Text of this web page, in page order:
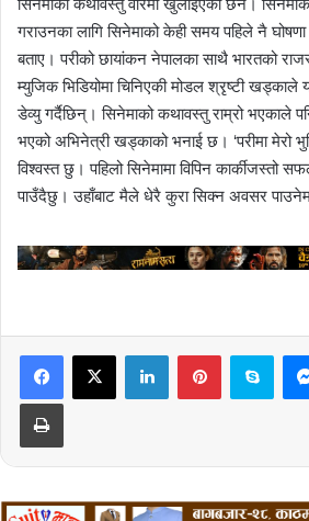
सिनेमाको कथावस्तु वारेमा खुलाइएको छैन।
गराउनका लागि सिनेमाको केही समय पहिले नै घोषणा
बताए। परीको छायांकन नेपालका साथै भारतको
म्युजिक भिडियोमा चिनिएकी मोडल श्रृष्टी खड्काले
डेव्यु गर्दैछिन्। सिनेमाको कथावस्तु राम्रो भएकाले
भएको अभिनेत्री खड्काको भनाई छ। ‘परीमा मेरो
विश्वस्त छु। पहिलो सिनेमामा विपिन कार्कीजस्तो
पाउँदैछु। उहाँबाट मैले धेरै कुरा सिक्न अवसर
LinkedInPinterest
Print